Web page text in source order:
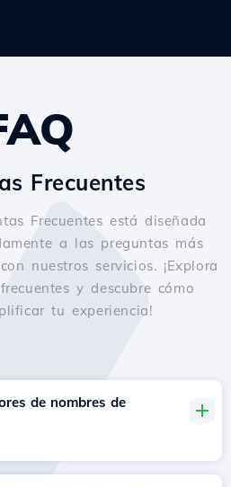
Frecuentes
Frecuentes está diseñada
a las preguntas más
nuestros servicios. ¡Explora
y descubre cómo
tu experiencia!
de nombres de